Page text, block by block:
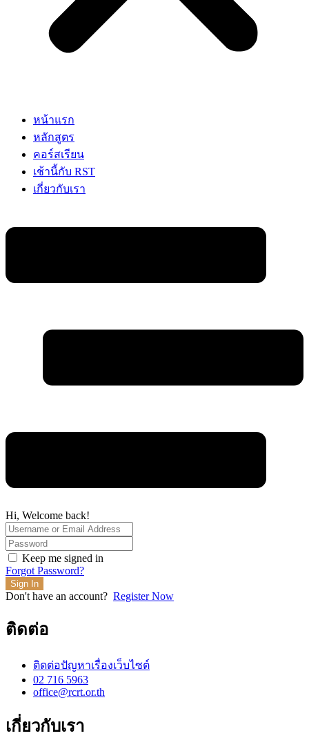
หน้าแรก
หลักสูตร
คอร์สเรียน
เช้านี้กับ RST
เกี่ยวกับเรา
Hi, Welcome back!
Keep me signed in
Forgot Password?
Sign In
Don't have an account? Register Now
ติดต่อ
ติดต่อปัญหาเรื่องเว็บไซต์
02 716 5963
office@rcrt.or.th
เกี่ยวกับเรา